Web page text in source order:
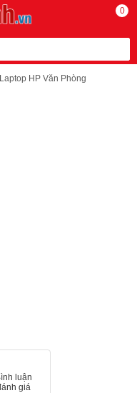
0
Laptop HP Văn Phòng
luận
giá